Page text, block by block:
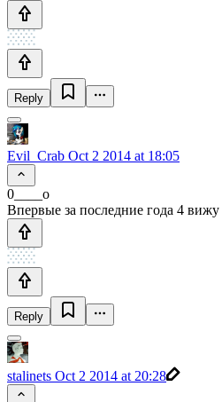
Reply
Evil_Crab Oct 2 2014 at 18:05
0____o
Впервые за последние года 4
Reply
stalinets Oct 2 2014 at 20:28